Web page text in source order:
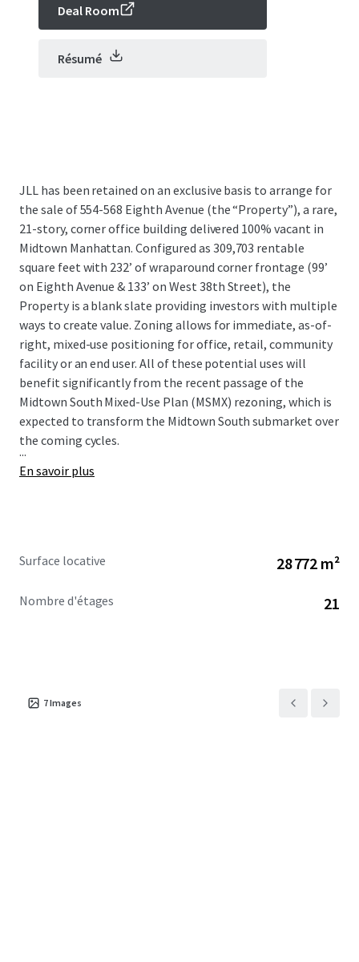
Deal Room
Résumé
JLL has been retained on an exclusive basis to arrange for
the sale of 554-568 Eighth Avenue (the “Property”), a rare,
21-story, corner office building delivered 100% vacant in
Midtown Manhattan. Configured as 309,703 rentable
square feet with 232’ of wraparound corner frontage (99’
on Eighth Avenue & 133’ on West 38th Street), the
Property is a blank slate providing investors with multiple
ways to create value. Zoning allows for immediate, as-of-
right, mixed-use positioning for office, retail, community
facility or an end user. All of these potential uses will
benefit significantly from the recent passage of the
Midtown South Mixed-Use Plan (MSMX) rezoning, which is
expected to transform the Midtown South submarket over
the coming cycles.
...
En savoir plus
Surface locative 28 772 m²
Nombre d'étages 21
7Images